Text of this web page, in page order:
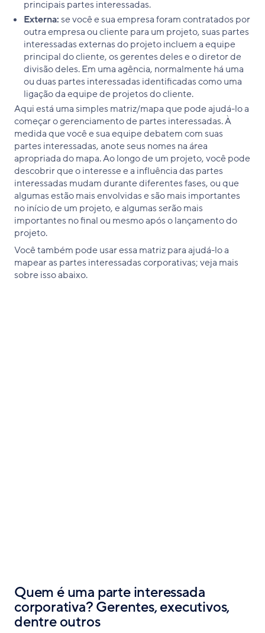
principais partes interessadas.
Externa:se você e sua empresa foram contratados por
outra empresa ou cliente para um projeto, suas partes
interessadas externas do projeto incluem a equipe
principal do cliente, os gerentes deles e o diretor de
divisão deles. Em uma agência, normalmente há uma
ou duas partes interessadas identificadas como uma
ligação da equipe de projetos do cliente.
Aqui está uma simples matriz/mapa que pode ajudá-lo a
começar o gerenciamento de partes interessadas. À
medida que você e sua equipe debatem com suas
partes interessadas, anote seus nomes na área
apropriada do mapa. Ao longo de um projeto, você pode
descobrir que o interesse e a influência das partes
interessadas mudam durante diferentes fases, ou que
algumas estão mais envolvidas e são mais importantes
no início de um projeto, e algumas serão mais
importantes no final ou mesmo após o lançamento do
projeto.
Você também pode usar essa matriz para ajudá-lo a
mapear as partes interessadas corporativas; veja mais
sobre isso abaixo.
Quem é uma parte interessada
corporativa? Gerentes, executivos,
dentre outros